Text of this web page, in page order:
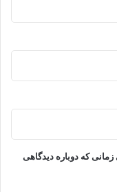
که دوباره دیدگاهی